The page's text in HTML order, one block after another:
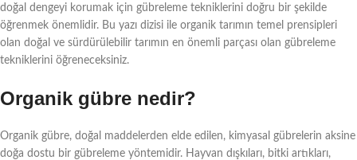
doğal dengeyi korumak için gübreleme tekniklerini doğru bir şekilde
öğrenmek önemlidir. Bu yazı dizisi ile organik tarımın temel prensipleri
olan doğal ve sürdürülebilir tarımın en önemli parçası olan gübreleme
tekniklerini öğreneceksiniz.
Organik gübre nedir?
Organik gübre, doğal maddelerden elde edilen, kimyasal gübrelerin aksine
doğa dostu bir gübreleme yöntemidir. Hayvan dışkıları, bitki artıkları,